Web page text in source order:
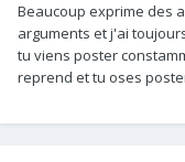
penser différentes.
que des gens qui
Sur ce , je retourne
Beaucoup exprime des
arguments et j'ai
tu viens poster
reprend et tu oses